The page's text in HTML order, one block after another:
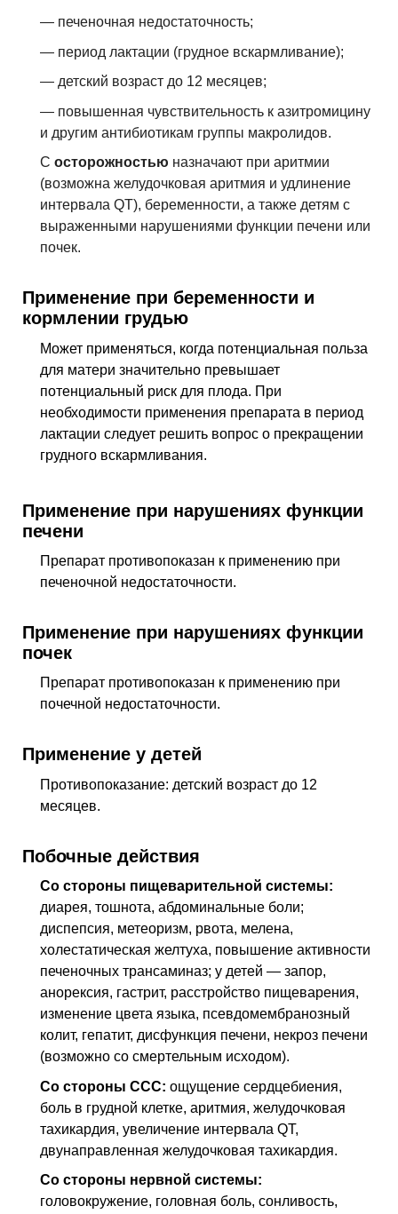
— печеночная недостаточность;
— период лактации (грудное вскармливание);
— детский возраст до 12 месяцев;
— повышенная чувствительность к азитромицину
и другим антибиотикам группы макролидов.
С осторожностью назначают при аритмии
(возможна желудочковая аритмия и удлинение
интервала QT), беременности, а также детям с
выраженными нарушениями функции печени или
почек.
Применение при беременности и
кормлении грудью
Может применяться, когда потенциальная польза
для матери значительно превышает
потенциальный риск для плода. При
необходимости применения препарата в период
лактации следует решить вопрос о прекращении
грудного вскармливания.
Применение при нарушениях функции
печени
Препарат противопоказан к применению при
печеночной недостаточности.
Применение при нарушениях функции
почек
Препарат противопоказан к применению при
почечной недостаточности.
Применение у детей
Противопоказание: детский возраст до 12
месяцев.
Побочные действия
Со стороны пищеварительной системы:
диарея, тошнота, абдоминальные боли;
диспепсия, метеоризм, рвота, мелена,
холестатическая желтуха, повышение активности
печеночных трансаминаз; у детей — запор,
анорексия, гастрит, расстройство пищеварения,
изменение цвета языка, псевдомембранозный
колит, гепатит, дисфункция печени, некроз печени
(возможно со смертельным исходом).
Со стороны ССС: ощущение сердцебиения,
боль в грудной клетке, аритмия, желудочковая
тахикардия, увеличение интервала QT,
двунаправленная желудочковая тахикардия.
Со стороны нервной системы:
головокружение, головная боль, сонливость,